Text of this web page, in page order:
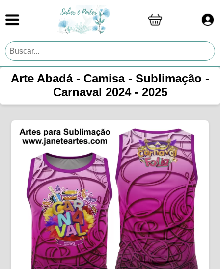
Arte Abadá - Camisa - Sublimação -
Carnaval 2024 - 2025